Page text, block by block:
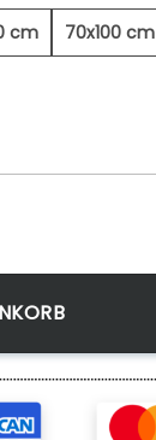
cm 70x100 cm